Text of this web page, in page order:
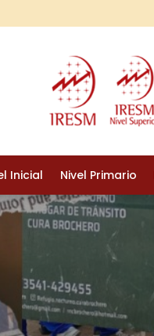
Inicial Nivel Primario